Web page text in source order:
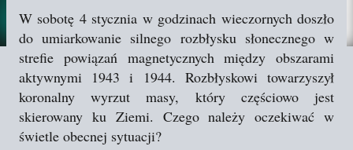
W sobotę 4 stycznia w godzinach wieczornych doszło
do umiarkowanie silnego rozbłysku słonecznego w
strefie powiązań magnetycznych między obszarami
aktywnymi 1943 i 1944. Rozbłyskowi towarzyszył
koronalny wyrzut masy, który częściowo jest
skierowany ku Ziemi. Czego należy oczekiwać w
świetle obecnej sytuacji?